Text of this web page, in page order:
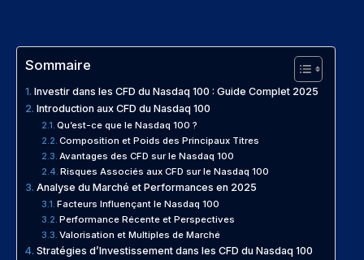
Sommaire
Investir dans les CFD du Nasdaq 100 : Guide Complet 2025
Introduction aux CFD du Nasdaq 100
Qu’est-ce que le Nasdaq 100 ?
Composition et Poids des Principaux Titres
Avantages des CFD sur le Nasdaq 100
Risques Associés aux CFD sur le Nasdaq 100
Analyse du Marché et Performances en 2025
Facteurs Influençant le Nasdaq 100
Performance Récente et Perspectives
Valorisation et Multiples de Marché
Stratégies d’Investissement dans les CFD du Nasdaq 100